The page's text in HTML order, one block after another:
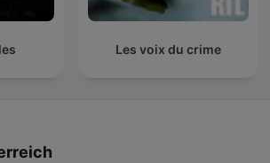
Les voix du crime